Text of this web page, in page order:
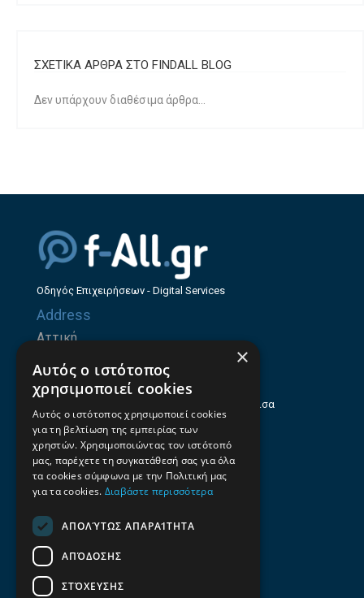
ΣΧΕΤΙΚΑ ΑΡΘΡΑ ΣΤΟ FINDALL BLOG
Δεν υπάρχουν διαθέσιμα άρθρα...
Οδηγός Επιχειρήσεων - Digital Services
Address
Αττική
Θεσσαλία
Ηρώων Πολυτεχνείου 214 (1ος Όροφος), Λάρισα
Επαγγελματικός οδηγός Λάρισας
Emails
Contacts
+30 2106100088
+30 2410533884
×
Αυτός ο ιστότοπος
χρησιμοποιεί cookies
Αυτός ο ιστότοπος χρησιμοποιεί cookies
για τη βελτίωση της εμπειρίας των
χρηστών. Χρησιμοποιώντας τον ιστότοπό
μας, παρέχετε τη συγκατάθεσή σας για όλα
τα cookies σύμφωνα με την Πολιτική μας
για τα cookies. Διαβάστε περισσότερα
ΑΠΟΛΎΤΩΣ ΑΠΑΡΑΊΤΗΤΑ
ΑΠΌΔΟΣΗΣ
ΣΤΌΧΕΥΣΗΣ